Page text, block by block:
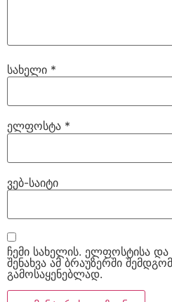
სახელი *
ელფოსტა *
ვებ-საიტი
ჩემი სახელის. ელფოსტისა და
შენახვა ამ ბრაუზერში
გამოსაყენებლად.